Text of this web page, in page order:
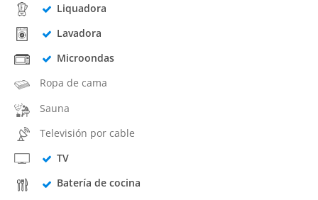
Liquadora
Lavadora
Microondas
Ropa de cama
Sauna
Televisión por cable
TV
Batería de cocina